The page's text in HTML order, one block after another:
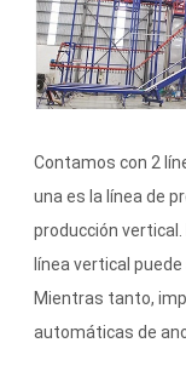
Contamos con 2
una es la línea de
producción
línea vertical
Mientras tanto,
automáticas de